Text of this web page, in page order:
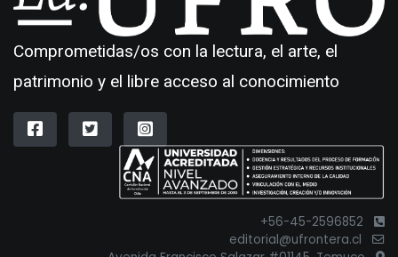
Comprometidas/os con la lectura, el arte, el
patrimonio y el libre acceso al conocimiento
+56-45-2596852
editorial@ufrontera.cl